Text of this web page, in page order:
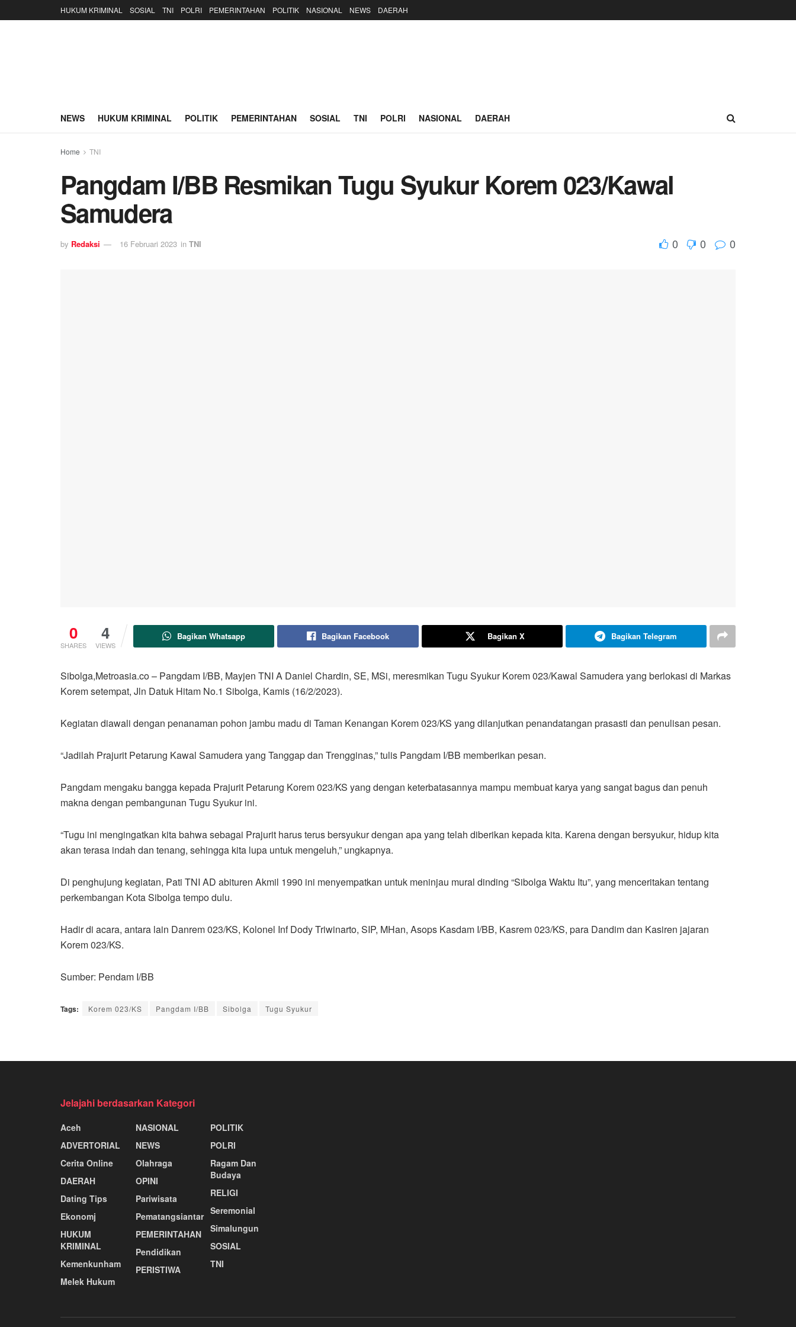
HUKUM KRIMINAL SOSIAL TNI POLRI PEMERINTAHAN POLITIK NASIONAL NEWS DAERAH
NEWS HUKUM KRIMINAL POLITIK PEMERINTAHAN SOSIAL TNI POLRI NASIONAL DAERAH
Home TNI
Pangdam I/BB Resmikan Tugu Syukur Korem 023/Kawal
Samudera
by Redaksi 16 Februari 2023 in TNI 0 0 0
0
SHARES
4
VIEWS
Bagikan Whatsapp Bagikan Facebook Bagikan X Bagikan Telegram
Sibolga,Metroasia.co – Pangdam I/BB, Mayjen TNI A Daniel Chardin, SE, MSi, meresmikan Tugu Syukur Korem 023/Kawal Samudera yang berlokasi di Markas
Korem setempat, Jln Datuk Hitam No.1 Sibolga, Kamis (16/2/2023).
Kegiatan diawali dengan penanaman pohon jambu madu di Taman Kenangan Korem 023/KS yang dilanjutkan penandatangan prasasti dan penulisan pesan.
“Jadilah Prajurit Petarung Kawal Samudera yang Tanggap dan Trengginas,” tulis Pangdam I/BB memberikan pesan.
Pangdam mengaku bangga kepada Prajurit Petarung Korem 023/KS yang dengan keterbatasannya mampu membuat karya yang sangat bagus dan penuh
makna dengan pembangunan Tugu Syukur ini.
“Tugu ini mengingatkan kita bahwa sebagai Prajurit harus terus bersyukur dengan apa yang telah diberikan kepada kita. Karena dengan bersyukur, hidup kita
akan terasa indah dan tenang, sehingga kita lupa untuk mengeluh,” ungkapnya.
Di penghujung kegiatan, Pati TNI AD abituren Akmil 1990 ini menyempatkan untuk meninjau mural dinding “Sibolga Waktu Itu”, yang menceritakan tentang
perkembangan Kota Sibolga tempo dulu.
Hadir di acara, antara lain Danrem 023/KS, Kolonel Inf Dody Triwinarto, SIP, MHan, Asops Kasdam I/BB, Kasrem 023/KS, para Dandim dan Kasiren jajaran
Korem 023/KS.
Sumber: Pendam I/BB
Tags: Korem 023/KS Pangdam I/BB Sibolga Tugu Syukur
Jelajahi berdasarkan Kategori
Aceh
ADVERTORIAL
Cerita Online
DAERAH
Dating Tips
Ekonomj
HUKUM
KRIMINAL
Kemenkunham
Melek Hukum
NASIONAL
NEWS
Olahraga
OPINI
Pariwisata
Pematangsiantar
PEMERINTAHAN
Pendidikan
PERISTIWA
POLITIK
POLRI
Ragam Dan
Budaya
RELIGI
Seremonial
Simalungun
SOSIAL
TNI